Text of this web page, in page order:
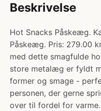
Beskrivelse
Hot Snacks Påskeæg.
Påskeæg. Pris: 279.00
med dette smagfulde
store metalæg er fyldt
former og smage -
personen, der gerne
over til fordel for